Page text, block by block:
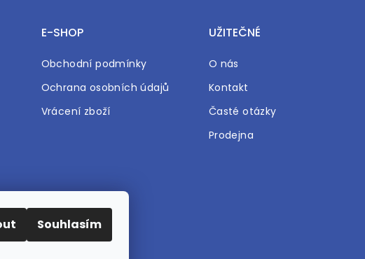
Souhlasím
E-SHOP
Obchodní podmínky
Ochrana osobních údajů
Vrácení zboží
UŽITEČNÉ
O nás
Kontakt
Časté otázky
Prodejna